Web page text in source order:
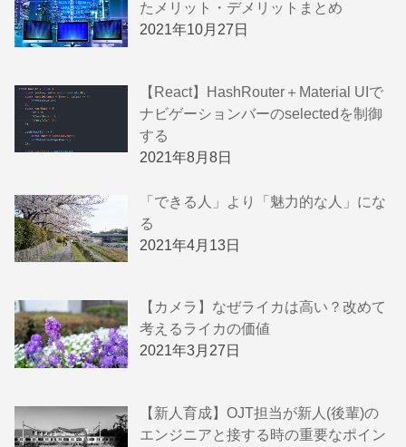
たメリット・デメリットまとめ
2021年10月27日
【React】HashRouter＋Material UIで
ナビゲーションバーのselectedを制御
する
2021年8月8日
「できる人」より「魅力的な人」にな
る
2021年4月13日
【カメラ】なぜライカは高い？改めて
考えるライカの価値
2021年3月27日
【新人育成】OJT担当が新人(後輩)の
エンジニアと接する時の重要なポイン